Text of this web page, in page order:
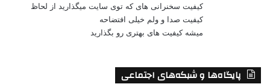
کیفیت سخنرانی های که توی سایت میگذارید از لحاظ
کیفیت صدا و ولم خیلی افتضاحه
میشه کیفیت های بهتری رو بگذارید
پایگاه‌ها و شبکه‌های اجتماعی